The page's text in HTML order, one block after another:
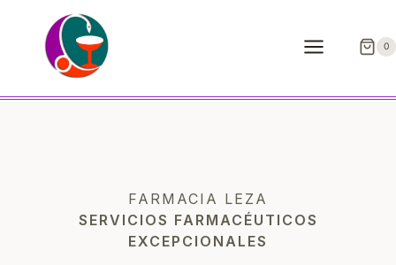
contenido
0
FARMACIA LEZA
SERVICIOS FARMACÉUTICOS
EXCEPCIONALES